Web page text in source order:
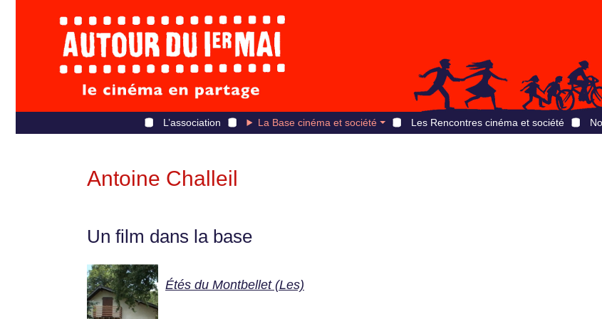
L’association La Base cinéma et société Les Rencontres cinéma et société
Antoine Challeil
Un film dans la base
Étés du Montbellet (Les)